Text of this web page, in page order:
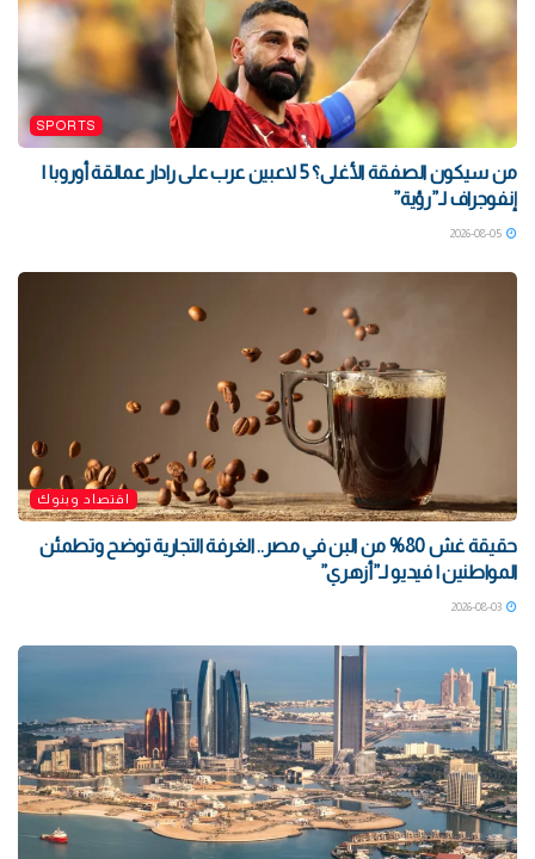
SPORTS
من سيكون الصفقة الأغلى؟ 5 لاعبين عرب على رادار عمالقة أوروبا |
إنفوجراف لـ”رؤية”
اقتصاد وبنوك
حقيقة غش 80% من البن في مصر.. الغرفة التجارية توضح وتطمئن
المواطنين | فيديو لـ”أزهري”